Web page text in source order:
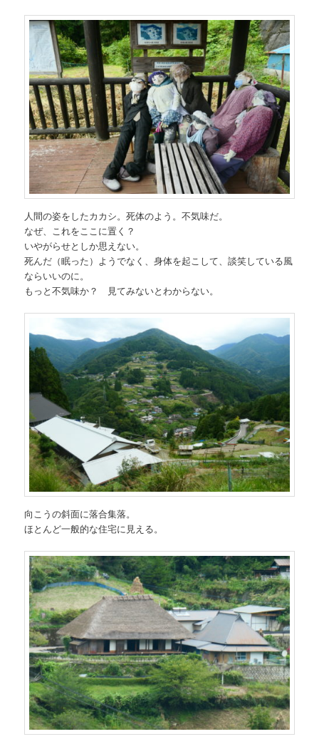
人間の姿をしたカカシ。死体のよう。不気味だ。
なぜ、これをここに置く？
いやがらせとしか思えない。
死んだ（眠った）ようでなく、身体を起こして、談笑している風
ならいいのに。
もっと不気味か？ 見てみないとわからない。
向こうの斜面に落合集落。
ほとんど一般的な住宅に見える。